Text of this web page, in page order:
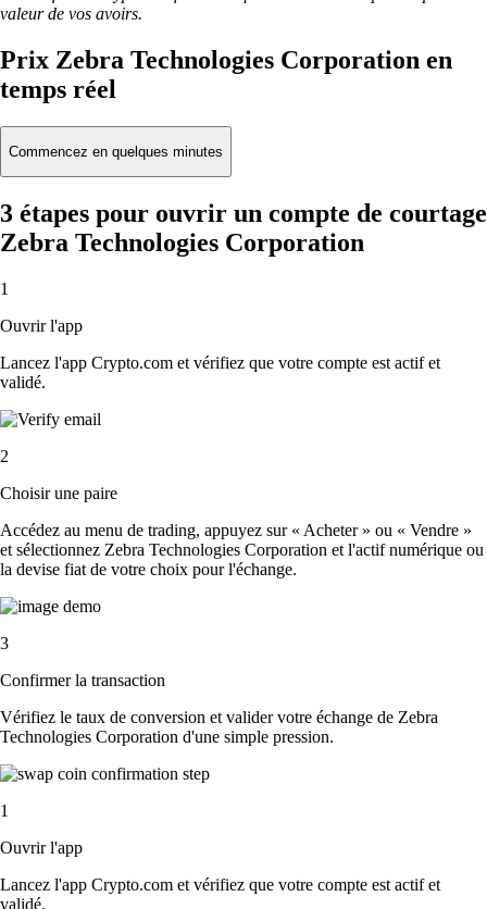
valeur de vos avoirs.
Prix Zebra Technologies Corporation en
temps réel
Commencez en quelques minutes
3 étapes pour ouvrir un compte de courtage
Zebra Technologies Corporation
1
Ouvrir l'app
Lancez l'app Crypto.com et vérifiez que votre compte est actif et
validé.
2
Choisir une paire
Accédez au menu de trading, appuyez sur « Acheter » ou « Vendre »
et sélectionnez Zebra Technologies Corporation et l'actif numérique ou
la devise fiat de votre choix pour l'échange.
3
Confirmer la transaction
Vérifiez le taux de conversion et valider votre échange de Zebra
Technologies Corporation d'une simple pression.
1
Ouvrir l'app
Lancez l'app Crypto.com et vérifiez que votre compte est actif et
validé.